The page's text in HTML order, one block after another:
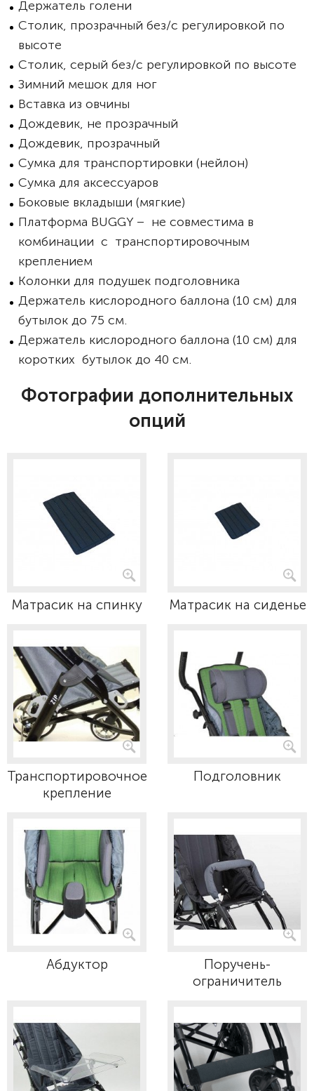
Держатель голени
Столик, прозрачный без/с регулировкой по
высоте
Столик, серый без/с регулировкой по высоте
Зимний мешок для ног
Вставка из овчины
Дождевик, не прозрачный
Дождевик, прозрачный
Сумка для транспортировки (нейлон)
Сумка для аксессуаров
Боковые вкладыши (мягкие)
Платформа BUGGY – не совместима в
комбинации с транспортировочным
креплением
Колонки для подушек подголовника
Держатель кислородного баллона (10 см) для
бутылок до 75 см.
Держатель кислородного баллона (10 см) для
коротких бутылок до 40 см.
Фотографии дополнительных
опций
Матрасик на спинку Матрасик на сиденье
Транспортировочное
крепление
Подголовник
Абдуктор
Поручень-
ограничитель